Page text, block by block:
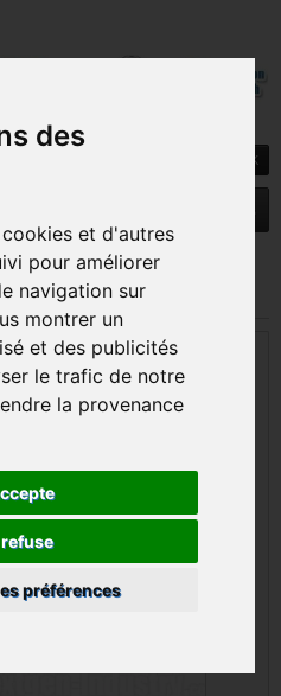
des
et d'autres
pour améliorer
navigation sur
montrer un
et des publicités
le trafic de notre
la provenance
préférences
Pieces detachees 3DS / 3DS
XL